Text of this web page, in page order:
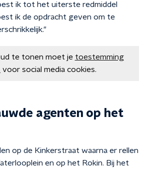
ik tot het uiterste redmiddel
ik de opdracht geven om te
te tonen moet je toestemming
voor social media cookies.
agenten op het
op de Kinkerstraat waarna er rellen
en op het Rokin. Bij het